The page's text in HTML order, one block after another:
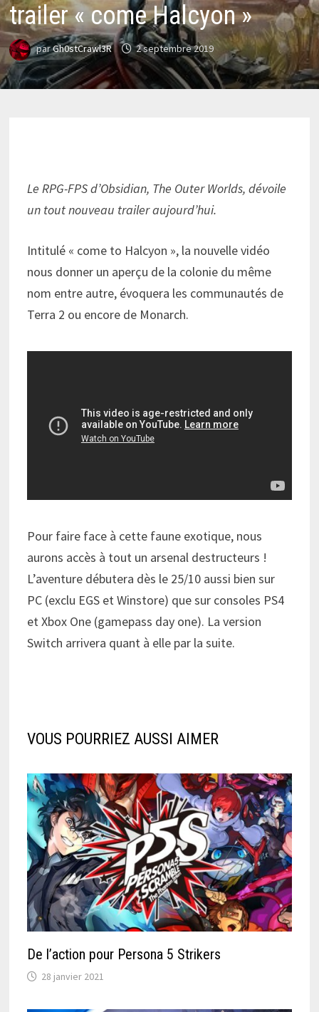
trailer « come Halcyon »
parGh0stCrawl3R 2 septembre 2019
Le RPG-FPS d’Obsidian, The Outer Worlds, dévoile
un tout nouveau trailer aujourd’hui.
Intitulé « come to Halcyon », la nouvelle vidéo
nous donner un aperçu de la colonie du même
nom entre autre, évoquera les communautés de
Terra 2 ou encore de Monarch.
Pour faire face à cette faune exotique, nous
aurons accès à tout un arsenal destructeurs !
L’aventure débutera dès le 25/10 aussi bien sur
PC (exclu EGS et Winstore) que sur consoles PS4
et Xbox One (gamepass day one). La version
Switch arrivera quant à elle par la suite.
VOUS POURRIEZ AUSSI AIMER
De l’action pour Persona 5 Strikers
28 janvier 2021